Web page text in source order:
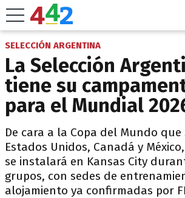
SELECCIÓN ARGENTINA
La Selección
tiene su
para el Mundial
De cara a la Copa del Mundo
Estados Unidos, Canadá y
se instalará en Kansas City
grupos, con sedes de
alojamiento ya confirmadas por